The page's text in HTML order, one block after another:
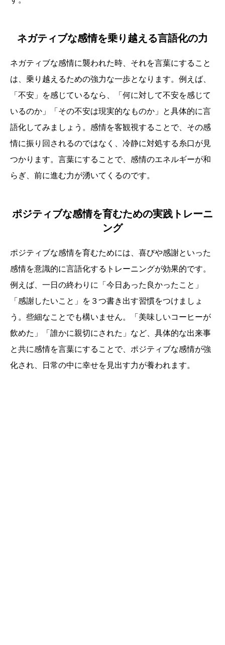
ネガティブな感情を乗り越える言語化の力
ネガティブな感情に襲われた時、それを言葉にすること
は、乗り越えるための強力な一歩となります。例えば、
「不安」を感じているなら、「何に対して不安を感じて
いるのか」「その不安は現実的なものか」と具体的に言
語化してみましょう。感情を客観視することで、その感
情に振り回されるのではなく、冷静に対処する糸口が見
つかります。言葉にすることで、感情のエネルギーが和
らぎ、前に進む力が湧いてくるのです。
ポジティブな感情を育むための実践トレーニ
ング
ポジティブな感情を育むためには、喜びや感謝といった
感情を意識的に言語化するトレーニングが効果的です。
例えば、一日の終わりに「今日あった良かったこと」
「感謝したいこと」を３つ書き出す習慣をつけましょ
う。些細なことでも構いません。「美味しいコーヒーが
飲めた」「誰かに親切にされた」など、具体的な出来事
と共に感情を言葉にすることで、ポジティブな感情が強
化され、日常の中に幸せを見出す力が養われます。